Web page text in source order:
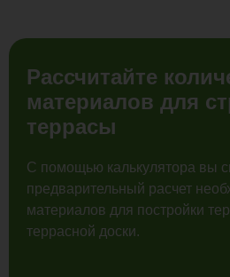
Рассчитайте
материалов для
террасы
С помощью калькулятора вы
предварительный расчет
материалов для постройки
террасной доски.